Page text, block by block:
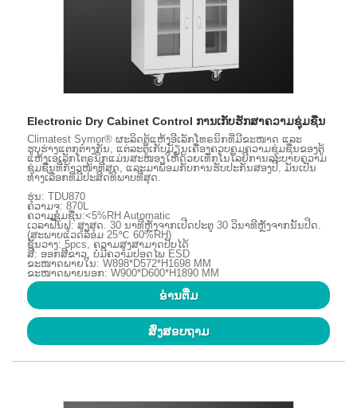
Electronic Dry Cabinet Control ການເກັບຮັກສາຄວາມຊຸ່ມຊື່ນ
Climatest Symor® ຜະລິດຕູ້ແຫ້ງອີເລັກໂທຣນິກທີ່ມີຂະໜາດ ແລະ
ຮູບຮ່າງແຕກຕ່າງກັນ, ແຕ່ລະຕູ້ເກັບມ້ຽນເຄື່ອງຄວບຄຸມຄວາມຊຸ່ມຊື່ນຂອງຕູ້
ແຫ້ງເອເລັກໂຕຣນິກແມ່ນສະໜອງໃຫ້ດ້ວຍເທັກໂນໂລຍີການລະບາຍຄວາມ
ຊຸ່ມຊື່ນທີ່ກ້າວໜ້າທີ່ສຸດ, ແລະມາພ້ອມກັບການຮັບປະກັນສອງປີ, ມັນເປັນ
ທາງເລືອກທີ່ມີປະສິດທິພາບທີ່ສຸດ.
ຮຸ່ນ: TDU870
ຄວາມຈຸ: 870L
ຄວາມຊຸ່ມຊື່ນ:<5%RH Automatic
ເວລາຟື້ນຟູ: ສູງສຸດ. 30 ນາທີຫຼັງຈາກເປີດປະຕູ 30 ວິນາທີຫຼັງຈາກນັ້ນປິດ.
(ສະພາບແວດລ້ອມ 25℃ 60%RH)
ຊັ້ນວາງ: 5pcs, ຄວາມສູງສາມາດປັບໄດ້
ສີ: ອອກສີຂາວ, ບໍ່ມີຄວາມປອດໄພ ESD
ຂະໜາດພາຍໃນ: W898*D572*H1698 MM
ຂະໜາດພາຍນອກ: W900*D600*H1890 MM
ອ່ານ​ຕື່ມ
ສົ່ງສອບຖາມ